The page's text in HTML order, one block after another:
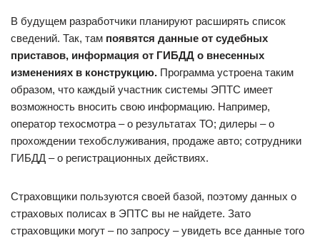
В будущем разработчики планируют расширять список
сведений. Так, там появятся данные от судебных
приставов, информация от ГИБДД о внесенных
изменениях в конструкцию. Программа устроена таким
образом, что каждый участник системы ЭПТС имеет
возможность вносить свою информацию. Например,
оператор техосмотра – о результатах ТО; дилеры – о
прохождении техобслуживания, продаже авто; сотрудники
ГИБДД – о регистрационных действиях.
Страховщики пользуются своей базой, поэтому данных о
страховых полисах в ЭПТС вы не найдете. Зато
страховщики могут – по запросу – увидеть все данные того